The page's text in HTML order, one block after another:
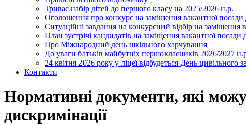
Триває набір дітей до першого класу на 2025/2026 н.р.
Оголошення про конкурс на заміщення вакантної
Ситуаційні завдання на конкурсний відбір на
План зустрічі кандидатів на заміщення вакантної
Про Міжнародний день шкільного харчування
До уваги батьків майбутніх першокласників 2026/2027
24 квітня 2026 року у ліцеї відбудеться День
Контакти
Нормативні документи, які
дискримінації